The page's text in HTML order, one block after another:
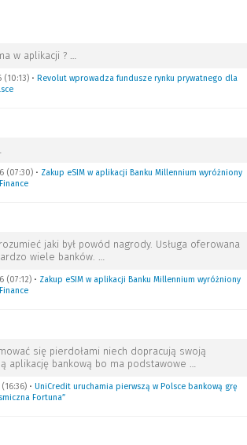
w aplikacji ? …
(10:13) • Revolut wprowadza fundusze rynku prywatnego dla
(07:30) • Zakup eSIM w aplikacji Banku Millennium wyróżniony
jaki był powód nagrody. Usługa oferowana
wiele banków. …
(07:12) • Zakup eSIM w aplikacji Banku Millennium wyróżniony
się pierdołami niech dopracują swoją
aplikację bankową bo ma podstawowe …
• UniCredit uruchamia pierwszą w Polsce bankową grę
Fortuna”